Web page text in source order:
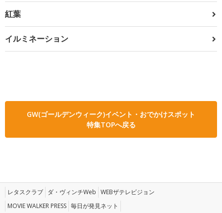
紅葉
イルミネーション
GW(ゴールデンウィーク)イベント・おでかけスポット
特集TOPへ戻る
レタスクラブ ダ・ヴィンチWeb WEBザテレビジョン
MOVIE WALKER PRESS 毎日が発見ネット